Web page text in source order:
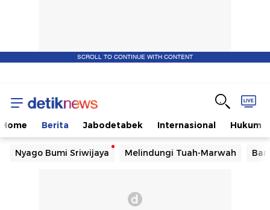
SCROLL TO CONTINUE WITH CONTENT
Home Berita Jabodetabek Internasional Hukum
Nyago Bumi Sriwijaya Melindungi Tuah-Marwah